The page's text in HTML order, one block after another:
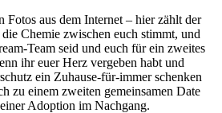
Fotos aus dem Internet – hier zählt der
Chemie zwischen euch stimmt, und
Team seid und euch für ein zweites
ihr euer Herz vergeben habt und
ein Zuhause-für-immer schenken
zu einem zweiten gemeinsamen Date
Adoption im Nachgang.